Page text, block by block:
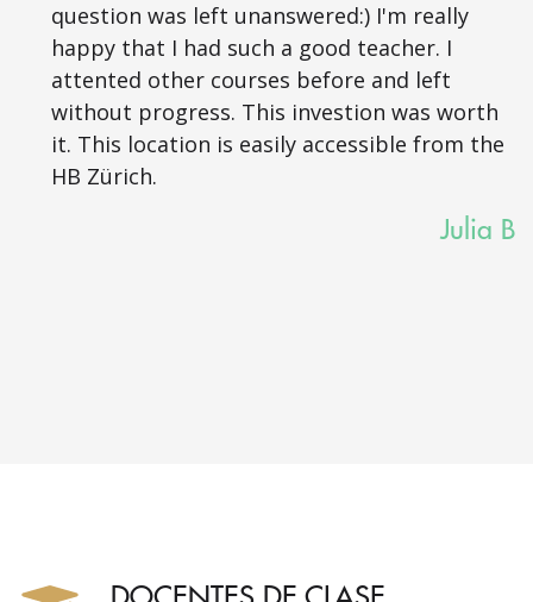
question was left unanswered:) I'm really
happy that I had such a good teacher. I
attented other courses before and left
without progress. This investion was worth
it. This location is easily accessible from the
HB Zürich.
Julia B